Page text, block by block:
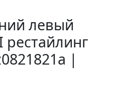
левый
рестайлинг
|